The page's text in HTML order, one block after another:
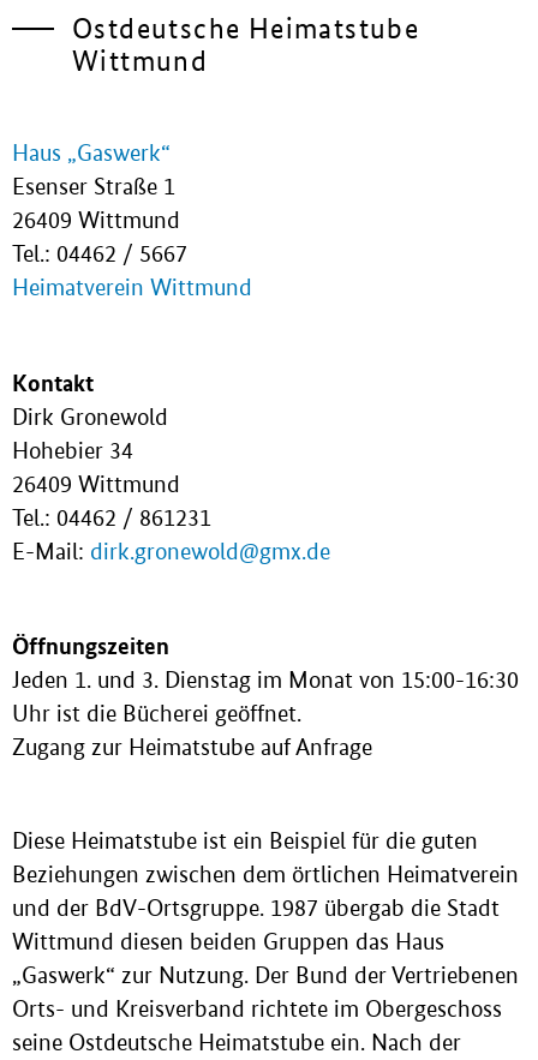
Ostdeutsche Heimatstube
Wittmund
Haus „Gaswerk“
Esenser Straße 1
26409 Wittmund
Tel.: 04462 / 5667
Heimatverein Wittmund
Kontakt
Dirk Gronewold
Hohebier 34
26409 Wittmund
Tel.: 04462 / 861231
E-Mail: dirk.gronewold@gmx.de
Öffnungszeiten
Jeden 1. und 3. Dienstag im Monat von 15:00-16:30
Uhr ist die Bücherei geöffnet.
Zugang zur Heimatstube auf Anfrage
Diese Heimatstube ist ein Beispiel für die guten
Beziehungen zwischen dem örtlichen Heimatverein
und der BdV-Ortsgruppe. 1987 übergab die Stadt
Wittmund diesen beiden Gruppen das Haus
„Gaswerk“ zur Nutzung. Der Bund der Vertriebenen
Orts- und Kreisverband richtete im Obergeschoss
seine Ostdeutsche Heimatstube ein. Nach der